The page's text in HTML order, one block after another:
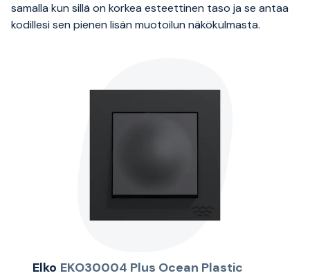
samalla kun sillä on korkea esteettinen taso ja se antaa
kodillesi sen pienen lisän muotoilun näkökulmasta.
Elko EKO30004 Plus Ocean Plastic